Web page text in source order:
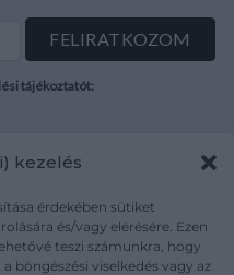
kezelés
érdekében sütiket
és/vagy elérésére. Ezen
teszi számunkra, hogy
böngészési viselkedés vagy az
tájékoztatót:
Áraink
Adatvédelem
Impresszum